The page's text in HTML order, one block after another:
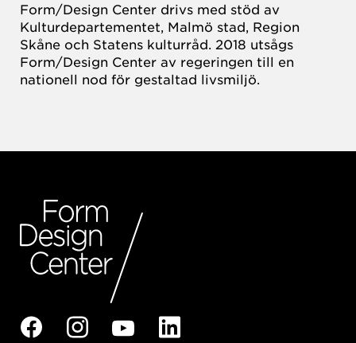
Form/Design Center drivs med stöd av
Kulturdepartementet, Malmö stad, Region
Skåne och Statens kulturråd. 2018 utsågs
Form/Design Center av regeringen till en
nationell nod för gestaltad livsmiljö.